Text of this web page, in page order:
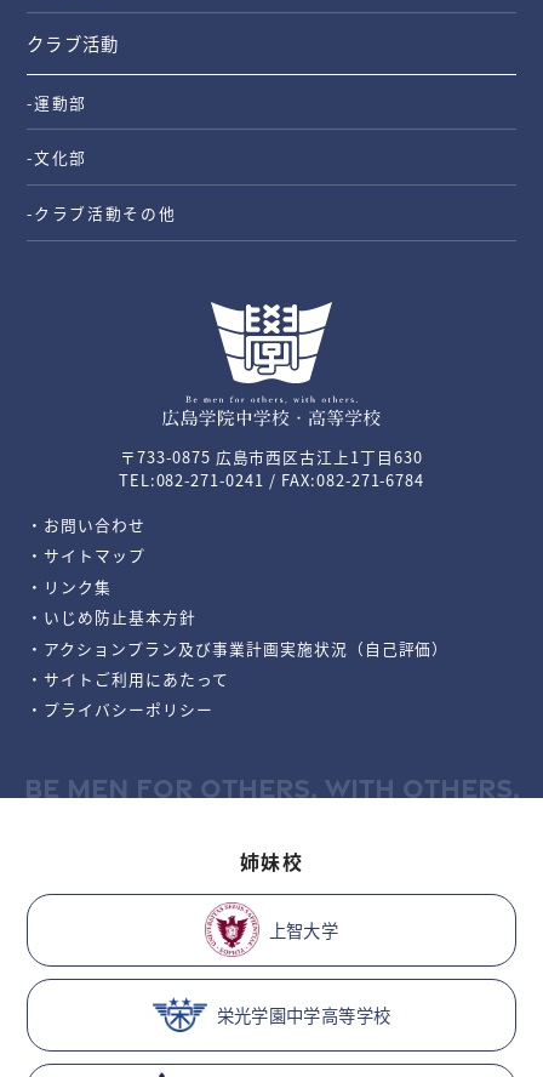
〒733-0875 広島市西区古江上1丁目630
TEL:082-271-0241 / FAX:082-271-6784
・お問い合わせ
・サイトマップ
・リンク集
・いじめ防止基本方針
・アクションプラン及び事業計画実施状況（自己評価）
・サイトご利用にあたって
・プライバシーポリシー
クラブ活動
-運動部
-文化部
-クラブ活動その他
BE MEN FOR OTHERS, WITH OTHERS.
姉妹校
上智大学
栄光学園中学高等学校